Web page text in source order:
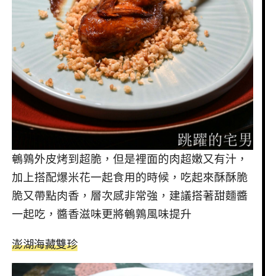
鵪鶉外皮烤到超脆，但是裡面的肉超嫩又有汁，
加上搭配爆米花一起食用的時候，吃起來酥酥脆
脆又帶點肉香，層次感非常強，建議搭著甜麵醬
一起吃，醬香滋味更將鵪鶉風味提升
澎湖海藏雙珍